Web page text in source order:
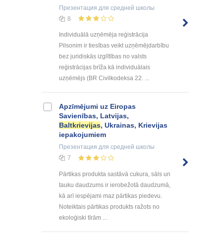
Презентация для средней школы
8
Individuālā uzņēmēja reģistrācija
Pilsonim ir tiesības veikt uzņēmējdarbību
bez juridiskās izglītības no valsts
reģistrācijas brīža kā individuālais
uzņēmējs (BR Civilkodeksa 22. ...
Apzīmējumi uz Eiropas
Savienības, Latvijas,
Baltkrievijas, Ukrainas, Krievijas
iepakojumiem
Презентация для средней школы
7
Pārtikas produkta sastāvā cukura, sāls un
tauku daudzums ir ierobežotā daudzumā,
kā arī iespējami maz pārtikas piedevu.
Noteiktais pārtikas produkts ražots no
ekoloģiski tīrām ...